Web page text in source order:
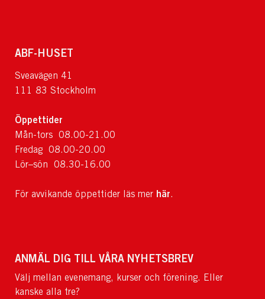
ABF-HUSET
Sveavägen 41
111 83 Stockholm
Öppettider
Mån-tors 08.00-21.00
Fredag 08.00-20.00
Lör–sön 08.30-16.00
För avvikande öppettider läs mer här.
ANMÄL DIG TILL VÅRA NYHETSBREV
Välj mellan evenemang, kurser och förening. Eller
kanske alla tre?